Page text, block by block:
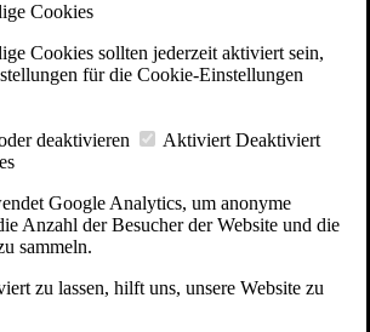
Cookies
Cookies sollten jederzeit aktiviert sein,
für die Cookie-Einstellungen
deaktivieren Aktiviert Deaktiviert
Google Analytics, um anonyme
Anzahl der Besucher der Website und die
sammeln.
zu lassen, hilft uns, unsere Website zu